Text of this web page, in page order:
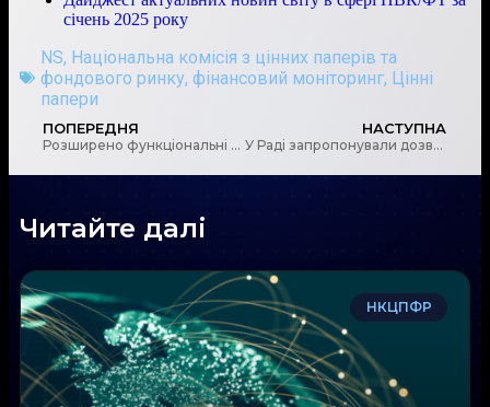
січень 2025 року
NS, Національна комісія з цінних паперів та
фондового ринку, фінансовий моніторинг, Цінні
папери
ПОПЕРЕДНЯ
Розширено функціональні можливості депозитарію цінних паперів НБУ
НАСТУПНА
У Раді запропонували дозволити запровадження санкцій проти “тіньового флоту” та повітряних суден РФ
Читайте далі
НКЦПФР